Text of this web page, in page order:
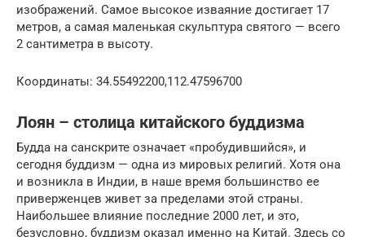
изображений. Самое высокое изваяние достигает 17
метров, а самая маленькая скульптура святого — всего
2 сантиметра в высоту.
Координаты: 34.55492200,112.47596700
Лоян – столица китайского буддизма
Будда на санскрите означает «пробудившийся», и
сегодня буддизм — одна из мировых религий. Хотя она
и возникла в Индии, в наше время большинство ее
приверженцев живет за пределами этой страны.
Наибольшее влияние последние 2000 лет, и это,
безусловно, буддизм оказал именно на Китай. Здесь со